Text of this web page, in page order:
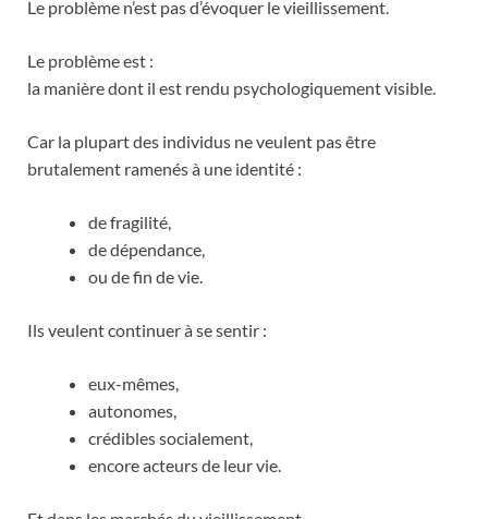
Le problème n’est pas d’évoquer le vieillissement.
Le problème est :
la manière dont il est rendu psychologiquement visible.
Car la plupart des individus ne veulent pas être
brutalement ramenés à une identité :
de fragilité,
de dépendance,
ou de fin de vie.
Ils veulent continuer à se sentir :
eux-mêmes,
autonomes,
crédibles socialement,
encore acteurs de leur vie.